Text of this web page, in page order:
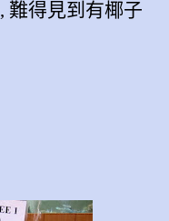
, 難得見到有椰子